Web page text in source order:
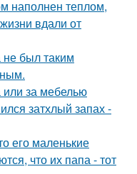
наполнен теплом,
вдали от
был таким
или за мебелью
затхлый запах -
его маленькие
что их папа - тот